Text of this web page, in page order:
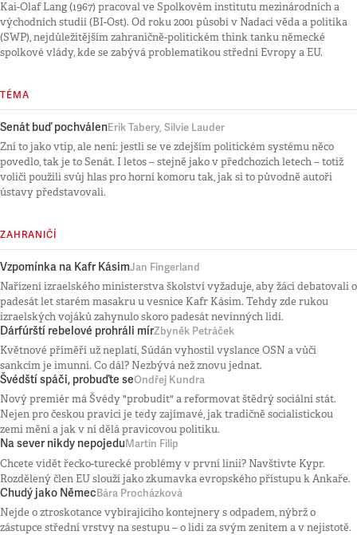
Kai-Olaf Lang (1967) pracoval ve Spolkovém institutu mezinárodních a
východních studií (BI-Ost). Od roku 2001 působí v Nadaci věda a politika
(SWP), nejdůležitějším zahraničně-politickém think tanku německé
spolkové vlády, kde se zabývá problematikou střední Evropy a EU.
TÉMA
Senát buď pochválenErik Tabery, Silvie Lauder
Zní to jako vtip, ale není: jestli se ve zdejším politickém systému něco
povedlo, tak je to Senát. I letos – stejně jako v předchozích letech – totiž
voliči použili svůj hlas pro horní komoru tak, jak si to původně autoři
ústavy představovali.
ZAHRANIČÍ
Vzpomínka na Kafr KásimJan Fingerland
Nařízení izraelského ministerstva školství vyžaduje, aby žáci debatovali o
padesát let starém masakru u vesnice Kafr Kásim. Tehdy zde rukou
izraelských vojáků zahynulo skoro padesát nevinných lidí.
Dárfúrští rebelové prohráli mírZbyněk Petráček
Květnové příměří už neplatí, Súdán vyhostil vyslance OSN a vůči
sankcím je imunní. Co dál? Nezbývá než znovu jednat.
Švédští spáči, probuďte seOndřej Kundra
Nový premiér má Švédy "probudit" a reformovat štědrý sociální stát.
Nejen pro českou pravici je tedy zajímavé, jak tradičně socialistickou
zemi mění a jak v ní dělá pravicovou politiku.
Na sever nikdy nepojeduMartin Filip
Chcete vidět řecko-turecké problémy v první linii? Navštivte Kypr.
Rozdělený člen EU slouží jako zkumavka evropského přístupu k Ankaře.
Chudý jako NěmecBára Procházková
Nejde o ztroskotance vybírajícího kontejnery s odpadem, nýbrž o
zástupce střední vrstvy na sestupu – o lidi za svým zenitem a v nejistotě.